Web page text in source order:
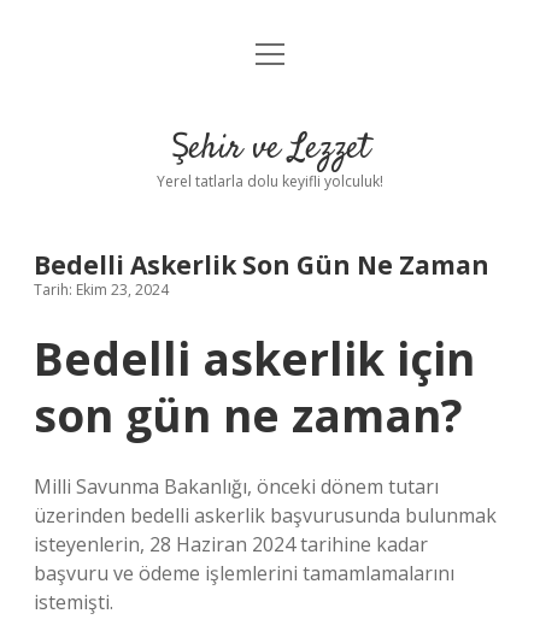
Anasayfa
Yasal Uyarı
menüyü
Şehir ve Lezzet
Yerel tatlarla dolu keyifli yolculuk!
Bedelli Askerlik Son Gün Ne Zaman
Tarih: Ekim 23, 2024
Bedelli askerlik için
son gün ne zaman?
Milli Savunma Bakanlığı, önceki dönem tutarı
üzerinden bedelli askerlik başvurusunda bulunmak
isteyenlerin, 28 Haziran 2024 tarihine kadar
başvuru ve ödeme işlemlerini tamamlamalarını
istemişti.